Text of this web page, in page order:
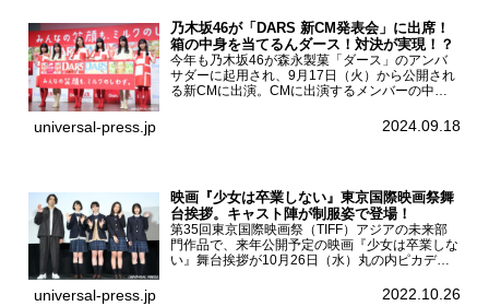
乃木坂46が「DARS 新CM発表会」に出席！
箱の中身を当てるんダース！対決が実現！？
今年も乃木坂46が森永製菓「ダース」のアンバ
サダーに起用され、9月17日（火）から公開され
る新CMに出演。CMに出演するメンバーの中か
一ノ瀬美空、菅原咲月が都内にて開催された
universal-press.jp 2024.09.18
映画『少女は卒業しない』東京国際映画祭舞
台挨拶。キャスト陣が制服姿で登場！
第35回東京国際映画祭（TIFF）アジアの未来部
門作品で、来年公開予定の映画『少女は卒業しな
い』舞台挨拶が10月26日（水）丸の内ピカデリ
宮山莉渚、中井友望、監督の中川駿が登壇。映画
universal-press.jp 2022.10.26